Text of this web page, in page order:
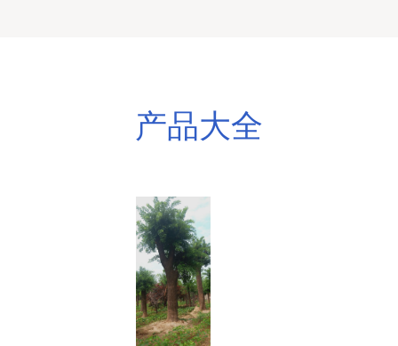
产品大全